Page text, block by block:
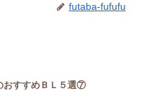
futaba-fufufu
おすすめＢＬ５選⑦